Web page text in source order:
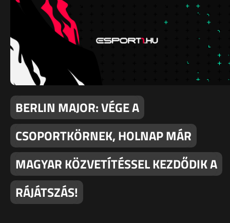
BERLIN MAJOR: VÉGE A
CSOPORTKÖRNEK, HOLNAP MÁR
MAGYAR KÖZVETÍTÉSSEL KEZDŐDIK A
RÁJÁTSZÁS!